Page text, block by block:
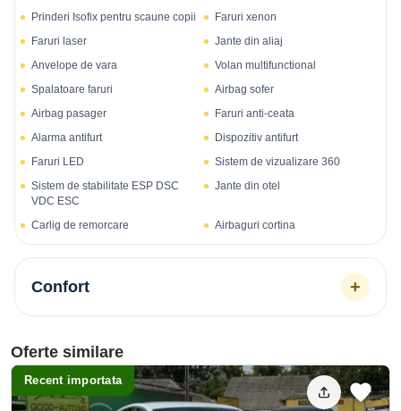
Prinderi Isofix pentru scaune copii
Faruri xenon
Faruri laser
Jante din aliaj
Anvelope de vara
Volan multifunctional
Spalatoare faruri
Airbag sofer
Airbag pasager
Faruri anti-ceata
Alarma antifurt
Dispozitiv antifurt
Faruri LED
Sistem de vizualizare 360
Sistem de stabilitate ESP DSC
VDC ESC
Jante din otel
Carlig de remorcare Airbaguri cortina
Confort +
Oferte similare
Recent importata